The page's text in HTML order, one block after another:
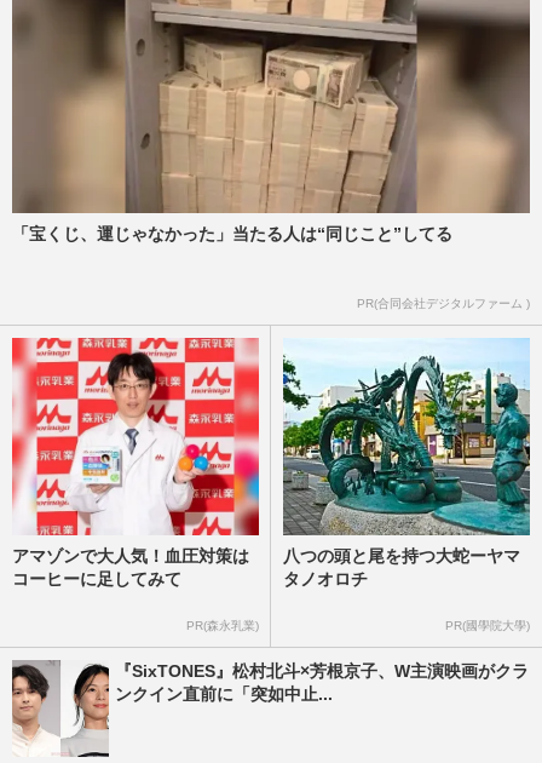
「宝くじ、運じゃなかった」当たる人は“同じこと”してる
PR(合同会社デジタルファーム )
アマゾンで大人気！血圧対策は
コーヒーに足してみて
PR(森永乳業)
八つの頭と尾を持つ大蛇ーヤマ
タノオロチ
PR(國學院大學)
『SixTONES』松村北斗×芳根京子、W主演映画がクラ
ンクイン直前に「突如中止...